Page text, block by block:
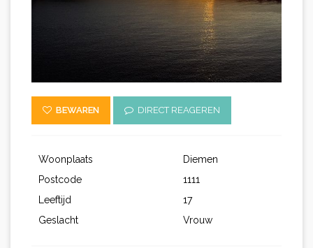
BEWAREN DIRECT REAGEREN
Woonplaats
Diemen
Postcode
1111
Leeftijd
17
Geslacht
Vrouw